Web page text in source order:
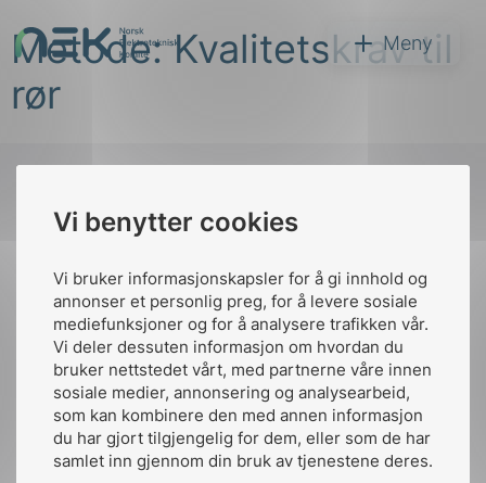
Vi benytter cookies
Vi bruker informasjonskapsler for å gi innhold og
annonser et personlig preg, for å levere sosiale
mediefunksjoner og for å analysere trafikken vår.
Vi deler dessuten informasjon om hvordan du
bruker nettstedet vårt, med partnerne våre innen
sosiale medier, annonsering og analysearbeid,
som kan kombinere den med annen informasjon
du har gjort tilgjengelig for dem, eller som de har
samlet inn gjennom din bruk av tjenestene deres.
til
innhold
NEK Meny
Søk
Metode: Kvalitetskrav til
rør
Kontakt oss
Ansatte
nek@nek.no
Kontakt
Bruk av Cookies
toppen